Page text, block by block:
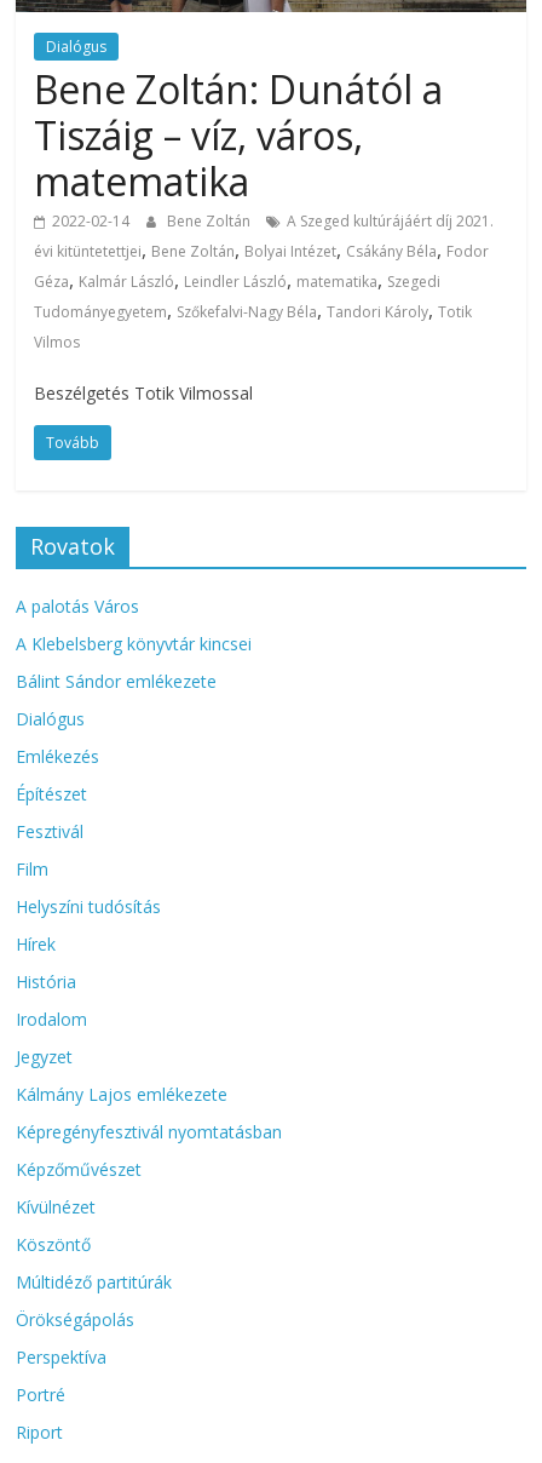
Dialógus
Bene Zoltán: Dunától a
Tiszáig – víz, város,
matematika
2022-02-14 Bene Zoltán
A Szeged kultúrájáért díj 2021.
évi kitüntetettjei, Bene Zoltán, Bolyai Intézet, Csákány Béla, Fodor
Géza, Kalmár László, Leindler László, matematika, Szegedi
Tudományegyetem, Szőkefalvi-Nagy Béla,Tandori Károly,Totik
Vilmos
Beszélgetés Totik Vilmossal
Tovább
Rovatok
A palotás Város
A Klebelsberg könyvtár kincsei
Bálint Sándor emlékezete
Dialógus
Emlékezés
Építészet
Fesztivál
Film
Helyszíni tudósítás
Hírek
História
Irodalom
Jegyzet
Kálmány Lajos emlékezete
Képregényfesztivál nyomtatásban
Képzőművészet
Kívülnézet
Köszöntő
Múltidéző partitúrák
Örökségápolás
Perspektíva
Portré
Riport